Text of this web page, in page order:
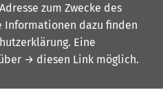
zum Zwecke des
Informationen dazu finden
. Eine
→ diesen Link möglich.